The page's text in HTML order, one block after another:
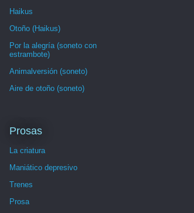
Haikus
Otoño (Haikus)
Por la alegría (soneto con
estrambote)
Animalversión (soneto)
Aire de otoño (soneto)
Prosas
La criatura
Maniático depresivo
Trenes
Prosa